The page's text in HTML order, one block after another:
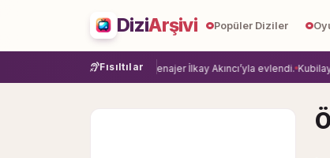
DiziArşivi Popüler Diziler
Fısıltılar
Damla Sönmez, menajer İlkay Akıncı’yla evlendi. Kubilay